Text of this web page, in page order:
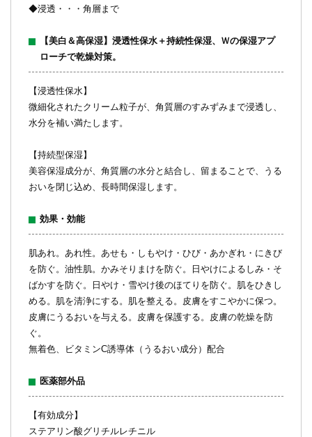
◆浸透・・・角層まで
【美白＆高保湿】浸透性保水＋持続性保湿、Ｗの保湿アプ
ローチで乾燥対策。
【浸透性保水】
微細化されたクリーム粒子が、角質層のすみずみまで浸透し、
水分を補い満たします。
【持続型保湿】
美容保湿成分が、角質層の水分と結合し、留まることで、うる
おいを閉じ込め、長時間保湿します。
効果・効能
肌あれ。あれ性。あせも・しもやけ・ひび・あかぎれ・にきび
を防ぐ。油性肌。かみそりまけを防ぐ。日やけによるしみ・そ
ばかすを防ぐ。日やけ・雪やけ後のほてりを防ぐ。肌をひきし
める。肌を清浄にする。肌を整える。皮膚をすこやかに保つ。
皮膚にうるおいを与える。皮膚を保護する。皮膚の乾燥を防
ぐ。
無着色、ビタミンC誘導体（うるおい成分）配合
医薬部外品
【有効成分】
ステアリン酸グリチルレチニル